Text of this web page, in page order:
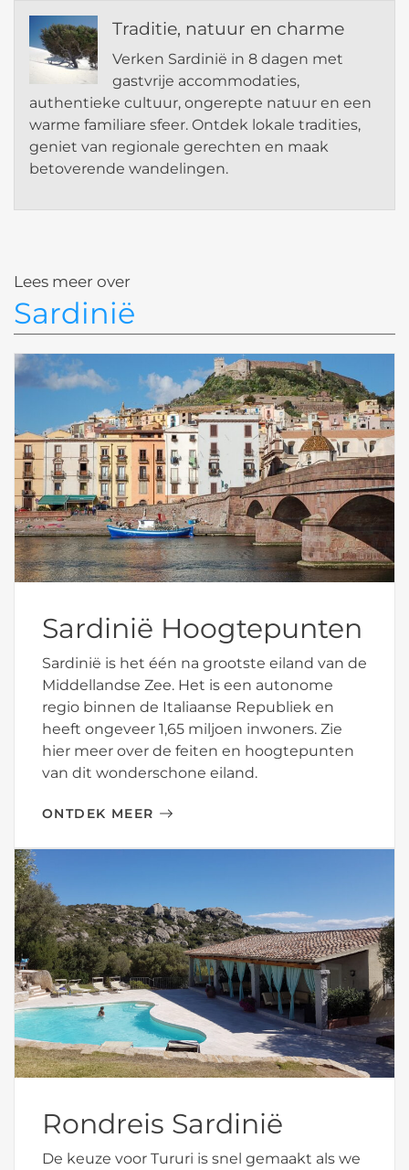
Traditie, natuur en charme
Verken Sardinië in 8 dagen met
gastvrije accommodaties,
authentieke cultuur, ongerepte natuur en een
warme familiare sfeer. Ontdek lokale tradities,
geniet van regionale gerechten en maak
betoverende wandelingen.
Lees meer over
Sardinië
Sardinië Hoogtepunten
Sardinië is het één na grootste eiland van de
Middellandse Zee. Het is een autonome
regio binnen de Italiaanse Republiek en
heeft ongeveer 1,65 miljoen inwoners. Zie
hier meer over de feiten en hoogtepunten
van dit wonderschone eiland.
ONTDEK MEER
Rondreis Sardinië
De keuze voor Tururi is snel gemaakt als we